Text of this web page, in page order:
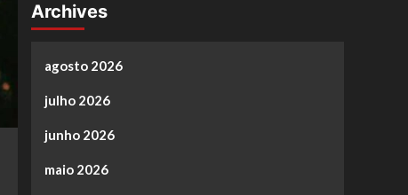
Archives
agosto 2026
julho 2026
junho 2026
maio 2026